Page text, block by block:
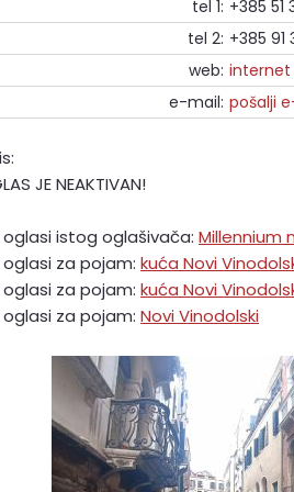
tel 1: +385 51
tel 2: +385 91
web: internet
e-mail: pošalji
JE NEAKTIVAN!
oglasi istog oglašivača: Millennium
oglasi za pojam: kuća Novi
oglasi za pojam: kuća Novi
oglasi za pojam: Novi Vinodolski